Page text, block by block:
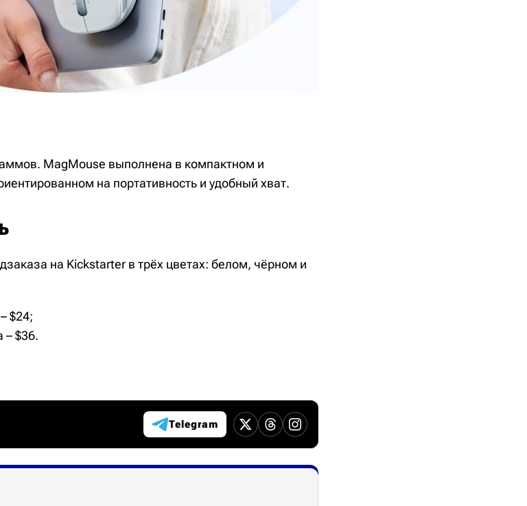
MagMouse выполнена в компактном и
на портативность и удобный хват.
на Kickstarter в трёх цветах: белом, чёрном и
$24;
– $36.
Telegram